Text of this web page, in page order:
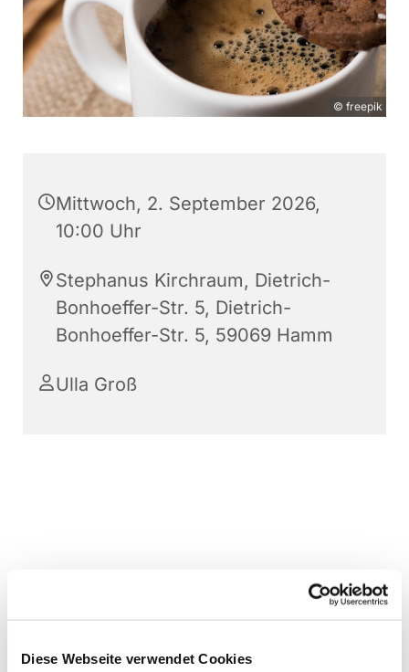
Diese Webseite verwendet Cookies
© freepik
Mittwoch, 2. September 2026,
10:00 Uhr
Stephanus Kirchraum, Dietrich-
Bonhoeffer-Str. 5, Dietrich-
Bonhoeffer-Str. 5, 59069 Hamm
Ulla Groß